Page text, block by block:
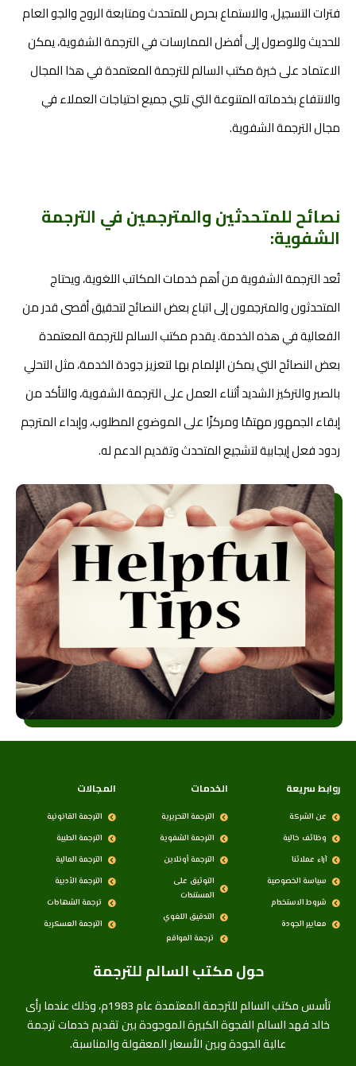
فترات التسجيل، والاستماع بحرص للمتحدث ومتابعة الروح والجو العام
للحديث وللوصول إلى أفضل الممارسات في الترجمة الشفوية، يمكن
الاعتماد على خبرة مكتب السالم للترجمة المعتمدة في هذا المجال
والانتفاع بخدماته المتنوعة التي تلبي جميع احتياجات العملاء في
مجال الترجمة الشفوية.
نصائح للمتحدثين والمترجمين في الترجمة
الشفوية:
تُعد الترجمة الشفوية من أهم خدمات المكاتب اللغوية، ويحتاج
المتحدثون والمترجمون إلى اتباع بعض النصائح لتحقيق أقصى قدر من
الفعالية في هذه الخدمة. يقدم مكتب السالم للترجمة المعتمدة
بعض النصائح التي يمكن الإلمام بها لتعزيز جودة الخدمة، مثل التحلي
بالصبر والتركيز الشديد أثناء العمل على الترجمة الشفوية، والتأكد من
إبقاء الجمهور مهتمًا ومركزًا على الموضوع المطلوب، وإبداء المترجم
ردود فعل إيجابية لتشجيع المتحدث وتقديم الدعم له.
حول مكتب السالم للترجمة
تأسس مكتب السالم للترجمة المعتمدة عام 1983م، وذلك عندما رأى
خالد فهد السالم الفجوة الكبيرة الموجودة بين تقديم خدمات ترجمة
عالية الجودة وبين الأسعار المعقولة والمناسبة.
المجالات
الترجمة القانونية
الترجمة الطبية
الترجمة المالية
الترجمة الأدبية
ترجمة الشهادات
الترجمة العسكرية
الخدمات
الترجمة التحريرية
الترجمة الشفوية
الترجمة أونلاين
التوثيق على
المستندات
التدقيق اللغوي
ترجمة المواقع
روابط سريعة
عن الشركة
وظائف خالية
آراء عملائنا
سياسة الخصوصية
شروط الاستخدام
معايير الجودة